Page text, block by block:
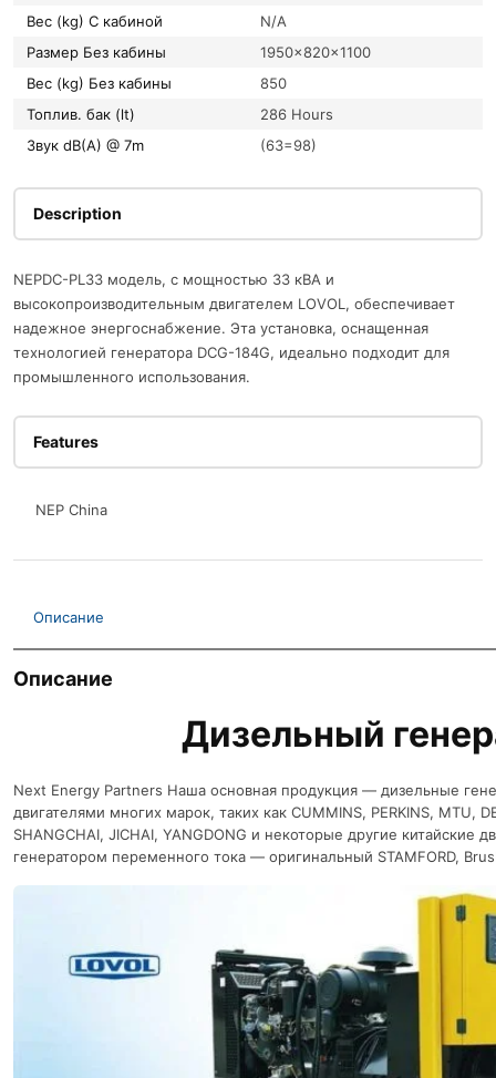
Вес (kg) С кабиной
N/A
Размер Без кабины
1950x820x1100
Вес (kg) Без кабины
850
Топлив. бак (lt)
286 Hours
Звук dB(A) @ 7m
(63=98)
Description
NEPDC-PL33 модель, с мощностью 33 кВА и
высокопроизводительным двигателем LOVOL, обеспечивает
надежное энергоснабжение. Эта установка, оснащенная
технологией генератора DCG-184G, идеально подходит для
промышленного использования.
Features
NEP China
Описание
Описание
Дизельный
Next Energy Partners Наша основная продукция — дизельные
двигателями многих марок, таких как CUMMINS, PERKINS, MTU,
SHANGCHAI, JICHAI, YANGDONG и некоторые другие китайские
генератором переменного тока — оригинальный STAMFORD,